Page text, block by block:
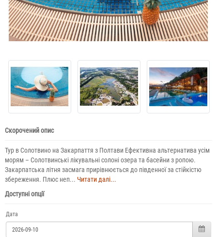
Скорочений опис
Тур в Солотвино на Закарпаття з Полтави Ефективна альтернатива усім
морям – Солотвинські лікувальні солоні озера та басейни з ропою.
Закарпатська літня засмага прирівнюється до південної за стійкістю
збереження. Плюс неп... Читати далі...
Доступні опції
Дата